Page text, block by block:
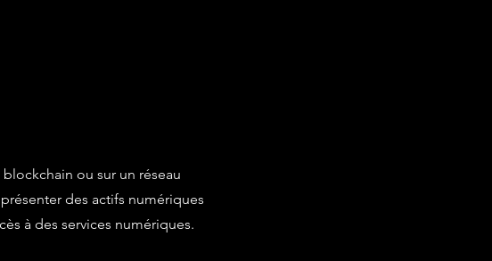
ou sur un réseau
des actifs numériques
à des services numériques.